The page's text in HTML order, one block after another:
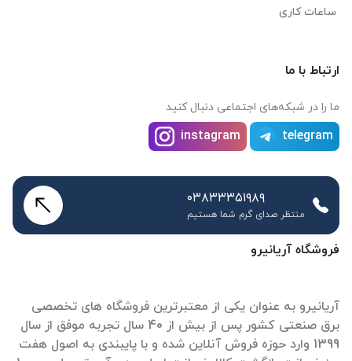
فروشگاه آریانیرو
آریانیرو به عنوان یکی از معتبرترین فروشگاه های تخصصی
برق صنعتی کشور پس از بیش از 40 سال تجربه موفق از سال
1399 وارد حوزه فروش آنلاین شده و با پایبندی به اصول هفت
ساعات کاری
ارتباط با ما
ما را در شبکه‌های اجتماعی دنبال کنید
telegram
instagram
۰۳۸۳۳۳۵۱۹۸۹
منتظر صدای گرم شما هستیم